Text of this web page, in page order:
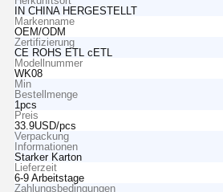
IN CHINA HERGESTELLT
Markenname
OEM/ODM
Zertifizierung
CE ROHS ETL cETL
Modellnummer
WK08
Min
Bestellmenge
1pcs
Preis
33.9USD/pcs
Verpackung
Informationen
Starker Karton
Lieferzeit
6-9 Arbeitstage
Zahlungsbedingungen